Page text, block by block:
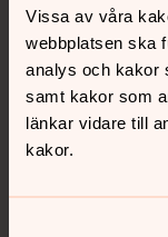
Vissa av våra
webbplatsen ska
analys och kakor
samt kakor som
länkar vidare till
kakor.
Kalender
Hitta snabbt
Sociala